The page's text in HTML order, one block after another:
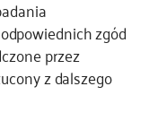
zgód
przez
z dalszego